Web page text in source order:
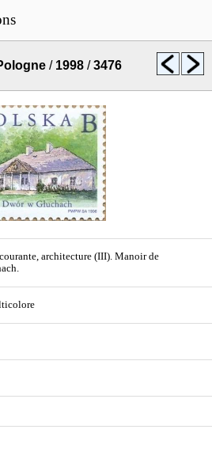
/ 1998 /3476
architecture (III). Manoir de